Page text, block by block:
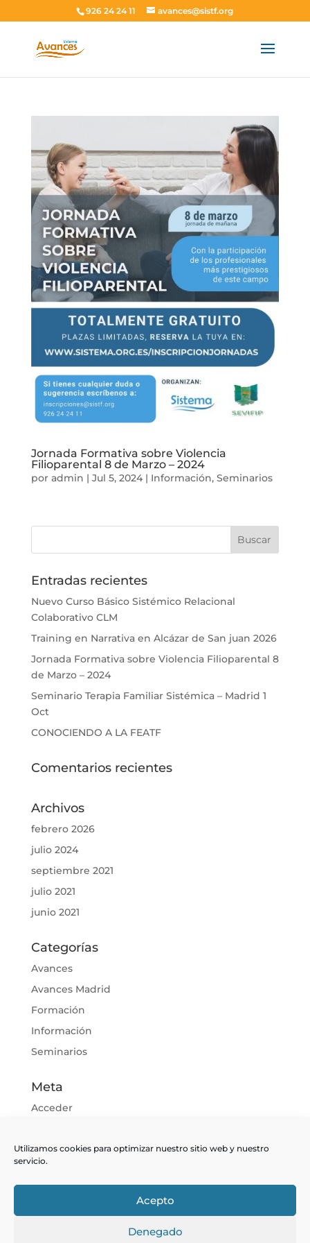
Utilizamos cookies para optimizar nuestro sitio web y nuestro
servicio.
Acepto
Denegado
926 24 24 11 avances@sistf.org
Jornada Formativa sobre Violencia
Filioparental 8 de Marzo – 2024
por admin | Jul 5, 2024| Información, Seminarios
Entradas recientes
Nuevo Curso Básico Sistémico Relacional
Colaborativo CLM
Training en Narrativa en Alcázar de San juan 2026
Jornada Formativa sobre Violencia Filioparental 8
de Marzo – 2024
Seminario Terapia Familiar Sistémica – Madrid 1
Oct
CONOCIENDO A LA FEATF
Comentarios recientes
Archivos
febrero 2026
julio 2024
septiembre 2021
julio 2021
junio 2021
Categorías
Avances
Avances Madrid
Formación
Información
Seminarios
Meta
Acceder
Feed de comentarios